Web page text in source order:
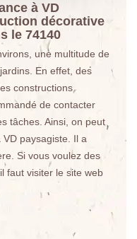
à VD
décorative
le 74140
une multitude de
En effet, des
constructions
de contacter
tâches. Ainsi, on peut
paysagiste. Il a
Si vous voulez des
faut visiter le site web